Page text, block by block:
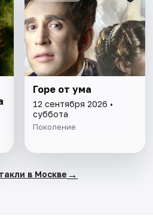
Горе от ума
12 сентября 2026 •
суббота
Поколение
в Москве →